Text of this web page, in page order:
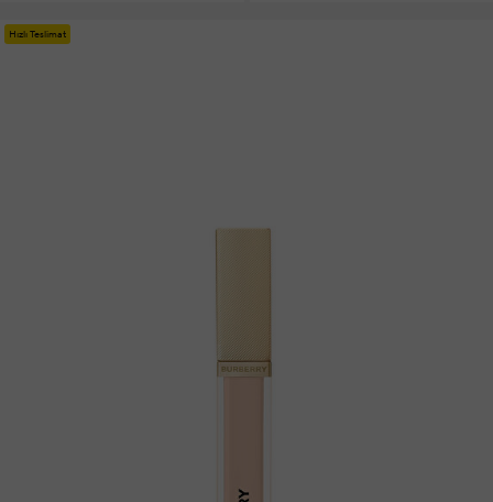
Hızlı Teslimat